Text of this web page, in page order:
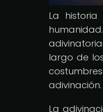
La
largo de
adivinación.
La